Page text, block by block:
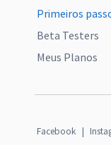
Primeiros
Beta Testers
Meus Planos
Facebook |